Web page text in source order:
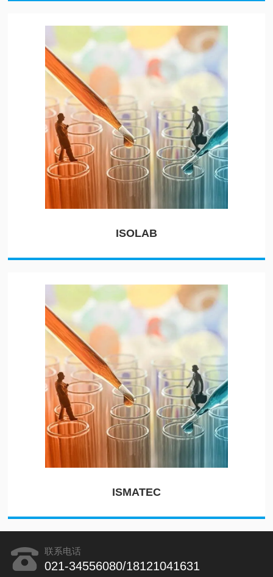
ISOLAB
ISMATEC
联系电话
021-34556080/18121041631